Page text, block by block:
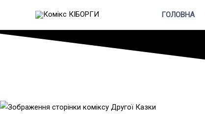
ГОЛОВНА